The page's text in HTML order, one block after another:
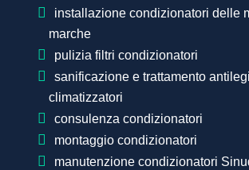
installazione condizionatori delle
marche
pulizia filtri condizionatori
sanificazione e trattamento
climatizzatori
consulenza condizionatori
montaggio condizionatori
manutenzione condizionatori